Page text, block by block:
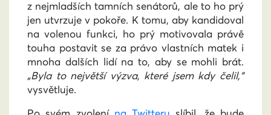
z nejmladších tamních senátorů, ale to ho prý
jen utvrzuje v pokoře. K tomu, aby kandidoval
na volenou funkci, ho prý motivovala právě
touha postavit se za právo vlastních matek i
mnoha dalších lidí na to, aby se mohli brát.
„Byla to největší výzva, které jsem kdy čelil,“
vysvětluje.